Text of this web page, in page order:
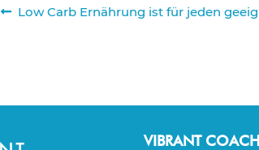
Beitragsnavigation
Vorheriger
Low Carb Ernährung ist für jeden
VIBRANT